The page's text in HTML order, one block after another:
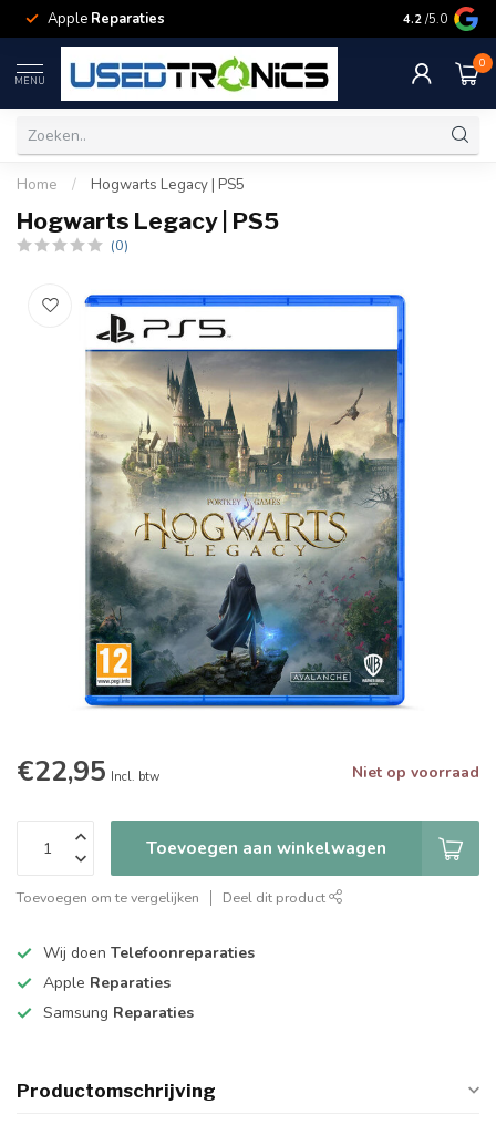
Apple Reparaties Samsung
4.2 /5.0
MENU
0
Home / Hogwarts Legacy | PS5
Hogwarts Legacy | PS5
(0)
€22,95 Incl. btw Niet op voorraad
Toevoegen aan winkelwagen
Toevoegen om te vergelijken Deel dit product
Wij doen Telefoonreparaties
Apple Reparaties
Samsung Reparaties
Productomschrijving